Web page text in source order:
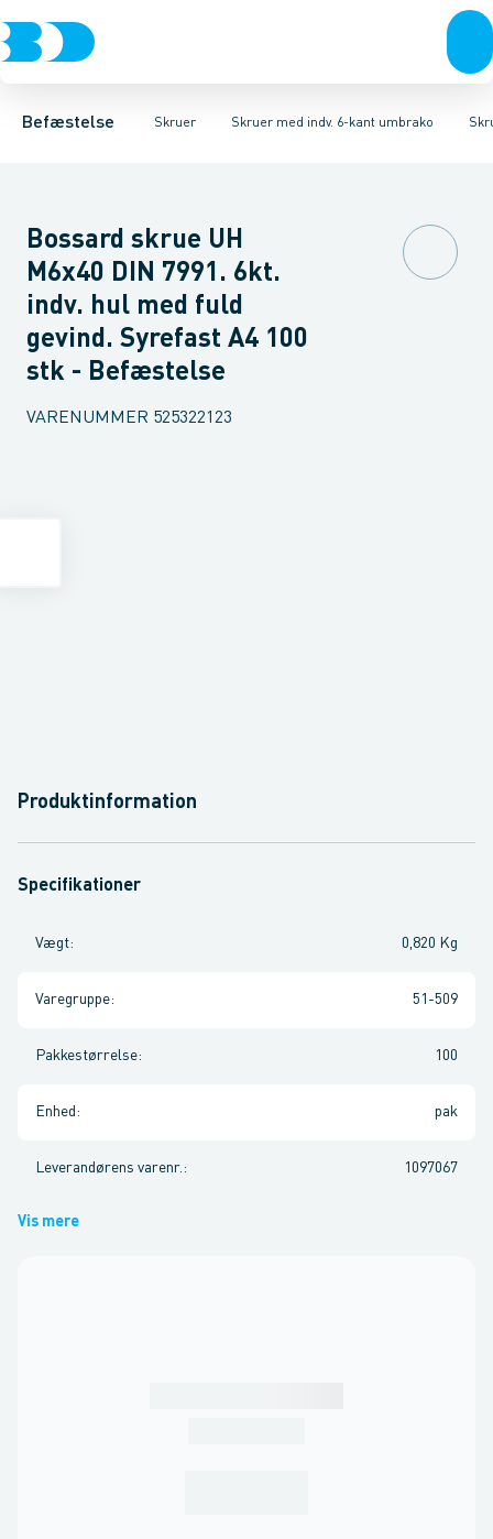
Befæstelse Skruer
Bolte & sætskruerMøtrikkerSkiverSkruerSøm & dykkere
Skruer med indv. 6-kant umbrako
Karmskruer Facadeskruer ByggeskruerSpånskruer
Skruer CH Sort Skruer CH Elgalvaniseret FZBSkruer CH
Bossard skrue UH
M6x40 DIN 7991. 6kt.
indv. hul med fuld
gevind. Syrefast A4 100
stk - Befæstelse
VARENUMMER 525322123
Produktinformation
Specifikationer
Vægt: 0,820 Kg
Varegruppe: 51-509
Pakkestørrelse: 100
Enhed : pak
Leverandørens varenr. : 1097067
Vis mere